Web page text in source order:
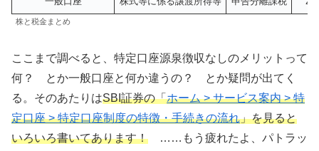
株と税金まとめ
ここまで調べると、特定口座源泉徴収なしのメリットって
何？ とか一般口座と何か違うの？ とか疑問が出てく
る。そのあたりはSBI証券の「ホーム > サービス案内 > 特
定口座 > 特定口座制度の特徴・手続きの流れ」を見ると
いろいろ書いてあります！ ……もう疲れたよ、パトラッ